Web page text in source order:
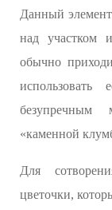
Данный
над участком
обычно
использовать
безупречным
«каменной
Для
цветочки,